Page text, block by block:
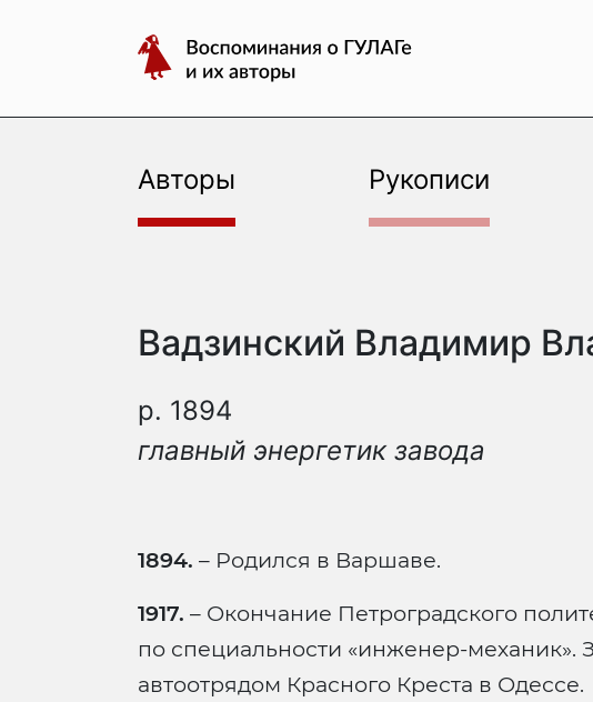
Воспоминания
о
и
авторы
Авторы Рукописи
Вадзинский Владимир
р. 1894
главный энергетик завода
1894. – Родился в Варшаве.
1917. – Окончание Петроградского
по специальности «инженер-механик».
автоотрядом Красного Креста в Одессе.